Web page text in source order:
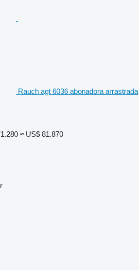
Rauch agt 6036 abonadora arrastrada
≈ US$ 81.870